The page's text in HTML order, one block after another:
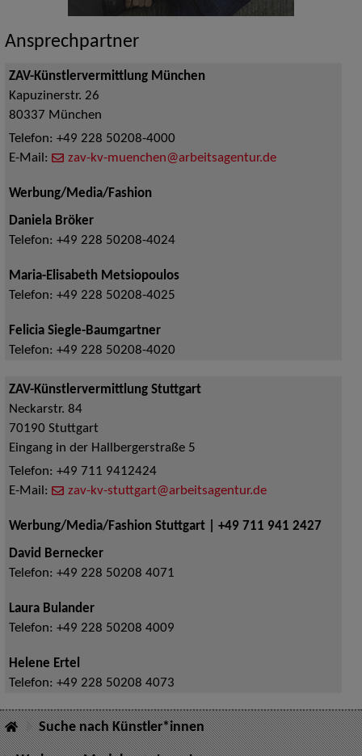
Ansprechpartner
ZAV-Künstlervermittlung München
Kapuzinerstr. 26
80337 München
Telefon: +49 228 50208-4000
E-Mail:
zav-kv-muenchen@arbeitsagentur.de
Werbung/Media/Fashion
Daniela Bröker
Telefon: +49 228 50208-4024
Maria-Elisabeth Metsiopoulos
Telefon: +49 228 50208-4025
Felicia Siegle-Baumgartner
Telefon: +49 228 50208-4020
ZAV-Künstlervermittlung Stuttgart
Neckarstr. 84
70190 Stuttgart
Eingang in der Hallbergerstraße 5
Telefon: +49 711 9412424
E-Mail:
zav-kv-stuttgart@arbeitsagentur.de
Werbung/Media/Fashion Stuttgart | +49 711 941 2427
David Bernecker
Telefon: +49 228 50208 4071
Laura Bulander
Telefon: +49 228 50208 4009
Helene Ertel
Telefon: +49 228 50208 4073
Suche nach Künstler*innen